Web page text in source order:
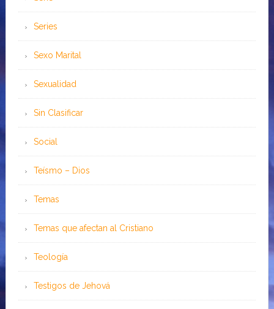
Series
Sexo Marital
Sexualidad
Sin Clasificar
Social
Teísmo – Dios
Temas
Temas que afectan al Cristiano
Teología
Testigos de Jehová